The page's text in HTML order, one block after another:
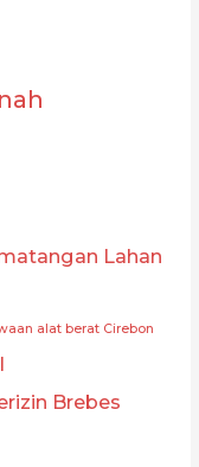
Lahan
alat berat Cirebon
Brebes